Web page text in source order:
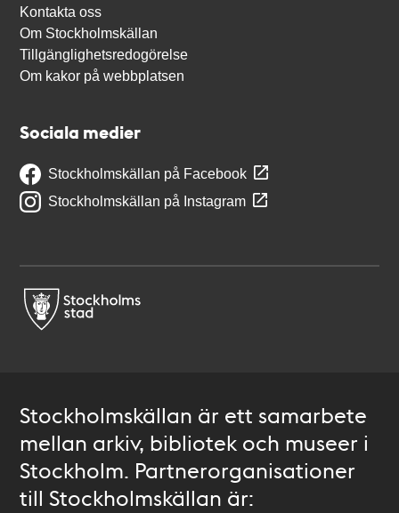
Kontakta oss
Om Stockholmskällan
Tillgänglighetsredogörelse
Om kakor på webbplatsen
Sociala medier
Stockholmskällan på Facebook
Stockholmskällan på Instagram
Stockholmskällan är ett samarbete
mellan arkiv, bibliotek och museer i
Stockholm. Partnerorganisationer
till Stockholmskällan är: